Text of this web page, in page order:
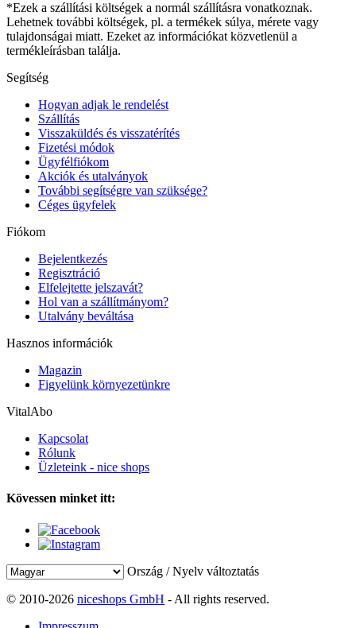
*Ezek a szállítási költségek a normál szállításra vonatkoznak.
Lehetnek további költségek, pl. a termékek súlya, mérete vagy
tulajdonságai miatt. Ezeket az információkat közvetlenül a
termékleírásban találja.
Segítség
Hogyan adjak le rendelést
Szállítás
Visszaküldés és visszatérítés
Fizetési módok
Ügyfélfiókom
Akciók és utalványok
További segítségre van szüksége?
Céges ügyfelek
Fiókom
Bejelentkezés
Regisztráció
Elfelejtette jelszavát?
Hol van a szállítmányom?
Utalvány beváltása
Hasznos információk
Magazin
Figyelünk környezetünkre
VitalAbo
Kapcsolat
Rólunk
Üzleteink - nice shops
Kövessen minket itt:
Ország / Nyelv változtatás
© 2010-2026 niceshops GmbH - All rights reserved.